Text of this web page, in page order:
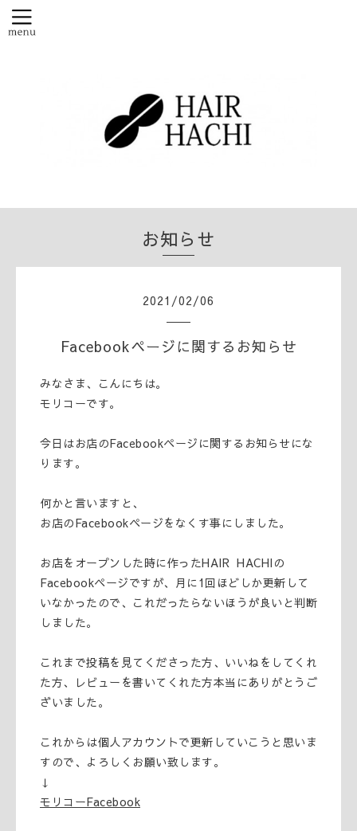
お知らせ
2021 /02/06
Facebookページに関するお知らせ
みなさま、こんにちは。
モリコーです。
今日はお店のFacebookページに関するお知らせにな
ります。
何かと言いますと、
お店のFacebookページをなくす事にしました。
お店をオープンした時に作ったHAIR HACHIの
Facebookページですが、月に1回ほどしか更新して
いなかったので、これだったらないほうが良いと判断
しました。
これまで投稿を見てくださった方、いいねをしてくれ
た方、レビューを書いてくれた方本当にありがとうご
ざいました。
これからは個人アカウントで更新していこうと思いま
すので、よろしくお願い致します。
↓
モリコーFacebook